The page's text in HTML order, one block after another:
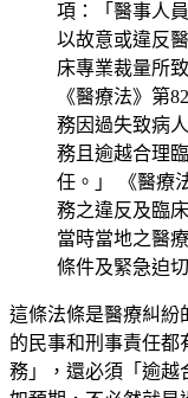
項：「醫事人
以故意或違反
床專業裁量所
《醫療法》第
務因過失致病
務且逾越合理
任。」 《醫療
務之違反及臨
當時當地之醫
條件及緊急迫
這條法條是醫療糾紛
的民事和刑事責任都
務」，還必須「逾越